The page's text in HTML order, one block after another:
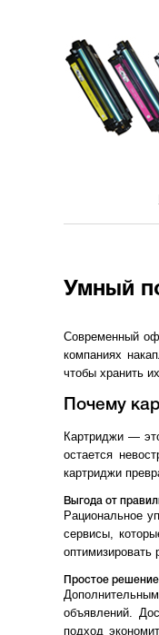
Умный
Современный
компаниях
чтобы хранить
Почему
Картриджи —
остается
картриджи
Выгода от
Рациональное
сервисы,
Простое
объявлений.
подход